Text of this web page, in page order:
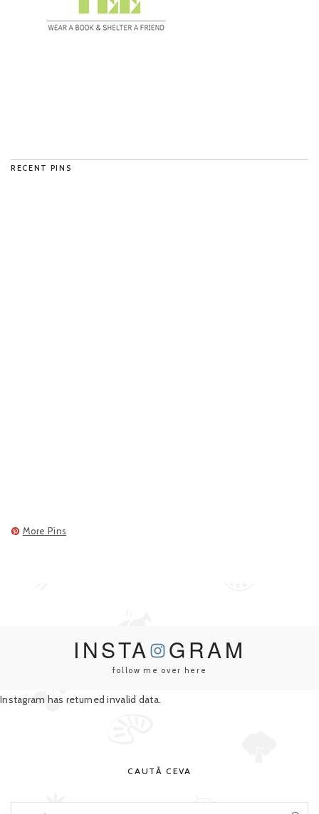
RECENT PINS
More Pins
INSTA GRAM
follow me over here
Instagram has returned invalid data.
CAUTĂ CEVA